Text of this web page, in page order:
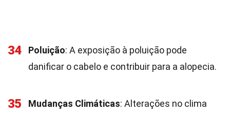
34 Poluição: A exposição à poluição pode
danificar o cabelo e contribuir para a alopecia.
35 Mudanças Climáticas: Alterações no clima